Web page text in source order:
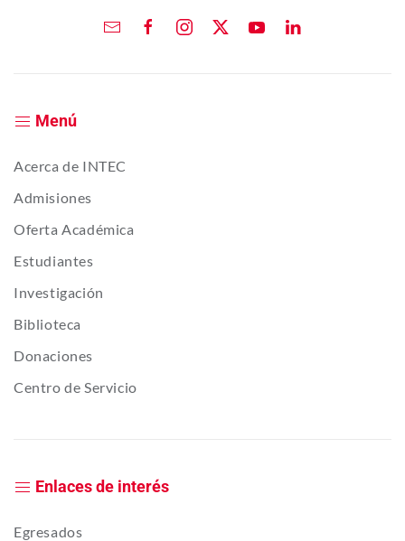
Menú
Acerca de INTEC
Admisiones
Oferta Académica
Estudiantes
Investigación
Biblioteca
Donaciones
Centro de Servicio
Enlaces de interés
Egresados